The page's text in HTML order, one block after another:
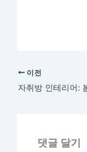
이전
댓글 달기